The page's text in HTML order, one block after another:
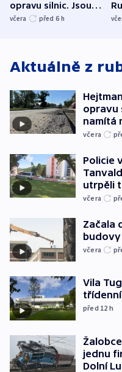
opravu silnic. Jsou
nenárokové, namítá
včera před 6 h
Aktuálně z
opravu
namítá
včera
Policie
utrpěli
včera
Začala
budovy
včera
Vila
před 12 h
jednu
Dolní